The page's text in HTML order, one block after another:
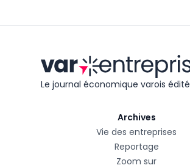
Le journal économique varois édité
Archives
Vie des entreprises
Reportage
Zoom sur